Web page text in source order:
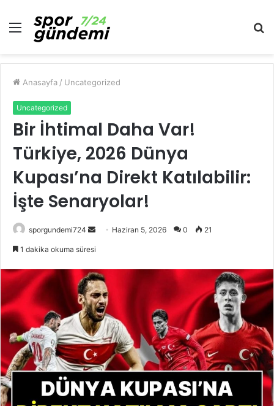
Menü
...
Anasayfa / Uncategorized
Uncategorized
Bir İhtimal Daha Var!
Türkiye, 2026 Dünya
Kupası’na Direkt Katılabilir:
İşte Senaryolar!
sporgundemi724
Bir
göndermek
Haziran 5, 2026 0 21
1 dakika okuma süresi